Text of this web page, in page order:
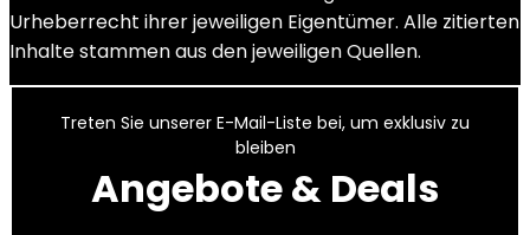
Urheberrecht ihrer jeweiligen Eigentümer. Alle zitierten
Inhalte stammen aus den jeweiligen Quellen.
Treten Sie unserer E-Mail-Liste bei, um exklusiv zu
bleiben
Angebote & Deals